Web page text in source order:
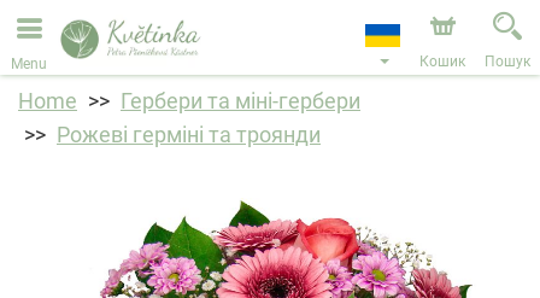
Ми приймаємо замовлення через наш інтернет-
магазин. Найближча можлива дата доставки —
11.08.2026 у зв’язку з відпусткою.
Menu Кошик Пошук
Home
Гербери та міні-гербери
Рожеві герміні та троянди